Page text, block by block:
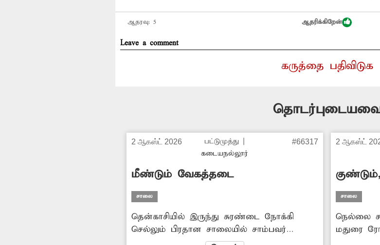
ஆதரவு: 5 ஆதரிக்கிறேன்
Leave a comment
கருத்தை பதிவிடுக
2 ஆகஸ்ட் 2026 பட்டுமுத்து
கடையநல்லூர்
#66317
மீண்டும் வேகத்தடை
சாலை
தென்காசியில் இருந்து சுரண்டை நோக்கி
செல்லும் பிரதான சாலையில் சாம்பவர்
வடகரை பகுதியில் உள்ள பள்ளியின் அருகே
2 ஆகஸ்ட்
சாலை
நெல்லை
மதுரை